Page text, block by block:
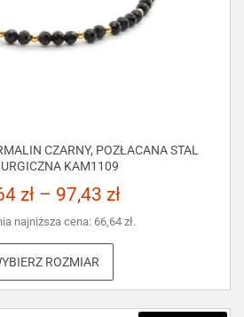
CZARNY, POZŁACANA STAL
KAM1109
zł – 97,43 zł
najniższa cena: 66,64 zł.
ROZMIAR